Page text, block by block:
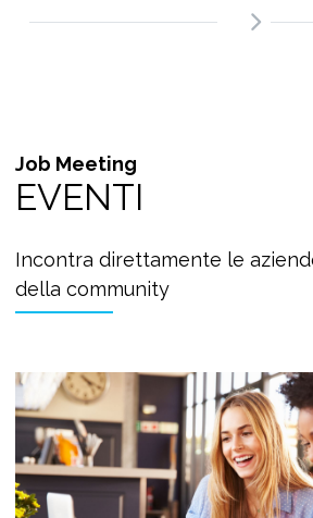
Job Meeting
EVENTI
Incontra direttamente le
della community